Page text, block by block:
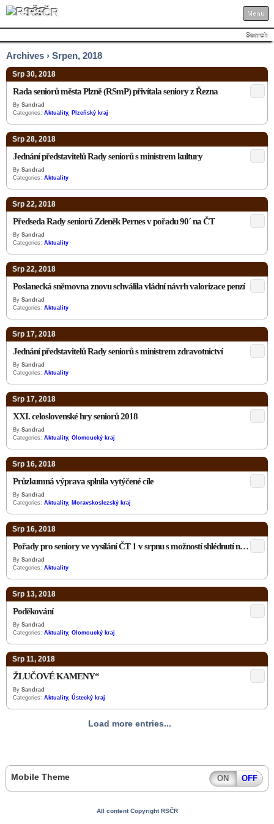
RSČR Menu
Search
Archives › Srpen, 2018
Srp 30, 2018
Rada seniorů města Plzně (RSmP) přivítala seniory z Řezna
By Sandrad
Categories: Aktuality, Plzeňský kraj
Srp 28, 2018
Jednání představitelů Rady seniorů s ministrem kultury
By Sandrad
Categories: Aktuality
Srp 22, 2018
Předseda Rady seniorů Zdeněk Pernes v pořadu 90´ na ČT
By Sandrad
Categories: Aktuality
Srp 22, 2018
Poslanecká sněmovna znovu schválila vládní návrh valorizace penzí
By Sandrad
Categories: Aktuality
Srp 17, 2018
Jednání představitelů Rady seniorů s ministrem zdravotnictví
By Sandrad
Categories: Aktuality
Srp 17, 2018
XXI. celoslovenské hry seniorů 2018
By Sandrad
Categories: Aktuality, Olomoucký kraj
Srp 16, 2018
Průzkumná výprava splnila vytýčené cíle
By Sandrad
Categories: Aktuality, Moravskoslezský kraj
Srp 16, 2018
Pořady pro seniory ve vysílání ČT 1 v srpnu s možností shlédnutí na webu ČR
By Sandrad
Categories: Aktuality
Srp 13, 2018
Poděkování
By Sandrad
Categories: Aktuality, Olomoucký kraj
Srp 11, 2018
ŽLUČOVÉ KAMENY“
By Sandrad
Categories: Aktuality, Ústecký kraj
Load more entries...
Mobile Theme ON OFF
All content Copyright RSČR